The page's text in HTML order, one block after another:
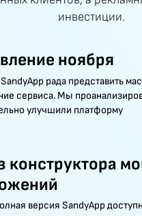
инвестиции.
ноября
рада представить
сервиса. Мы
улучшили платформу
конструктора
версия SandyApp